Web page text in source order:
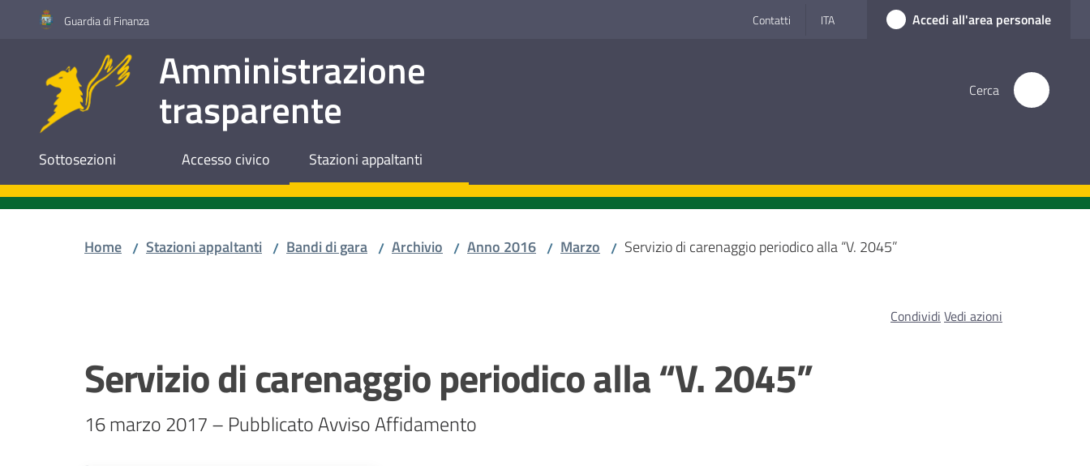
Vai al contenuto
Vai alla navigazione
Vai al footerGuardia di Finanza Contatti ITA Accedi all'area personale
Amministrazione
trasparente Cerca
Sottosezioni Accesso civico Stazioni appaltanti
Home / Stazioni appaltanti / Bandi di gara / Archivio / Anno 2016 / Marzo / Servizio di carenaggio periodico alla “V. 2045”
Servizio di carenaggio periodico alla “V. 2045”
16 marzo 2017 – Pubblicato Avviso Affidamento
Condividi Vedi azioni